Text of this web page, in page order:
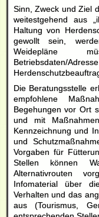
Sinn, Zweck und Ziel
weitestgehend aus
Haltung von
gewollt sein,
Weidepläne
Betriebsdaten/
Die Beratungsstelle
empfohlene
Begehungen vor Ort
und mit
Kennzeichnung und
und
Vorgaben für
Stellen können
Alternativrouten
Infomaterial über
Verhalten und das
aus (Tourismus,